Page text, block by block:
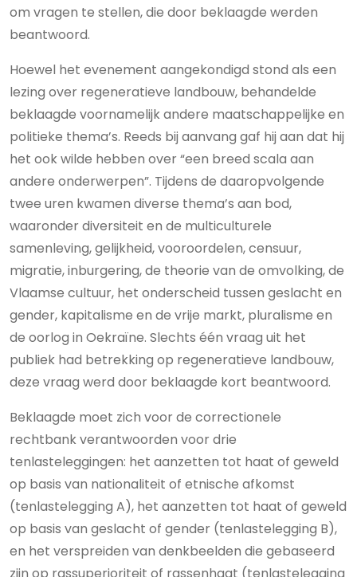
om vragen te stellen, die door beklaagde werden
beantwoord.
Hoewel het evenement aangekondigd stond als een
lezing over regeneratieve landbouw, behandelde
beklaagde voornamelijk andere maatschappelijke en
politieke thema’s. Reeds bij aanvang gaf hij aan dat hij
het ook wilde hebben over “een breed scala aan
andere onderwerpen”. Tijdens de daaropvolgende
twee uren kwamen diverse thema’s aan bod,
waaronder diversiteit en de multiculturele
samenleving, gelijkheid, vooroordelen, censuur,
migratie, inburgering, de theorie van de omvolking, de
Vlaamse cultuur, het onderscheid tussen geslacht en
gender, kapitalisme en de vrije markt, pluralisme en
de oorlog in Oekraïne. Slechts één vraag uit het
publiek had betrekking op regeneratieve landbouw,
deze vraag werd door beklaagde kort beantwoord.
Beklaagde moet zich voor de correctionele
rechtbank verantwoorden voor drie
tenlasteleggingen: het aanzetten tot haat of geweld
op basis van nationaliteit of etnische afkomst
(tenlastelegging A), het aanzetten tot haat of geweld
op basis van geslacht of gender (tenlastelegging B),
en het verspreiden van denkbeelden die gebaseerd